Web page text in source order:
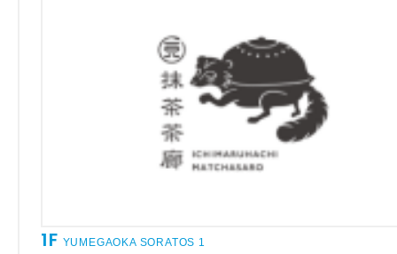
1F YUMEGAOKA SORATOS 1